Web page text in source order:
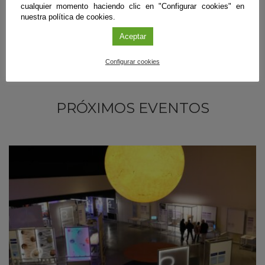
PRÓXIMOS EVENTOS
cualquier momento haciendo clic en "Configurar cookies" en
nuestra política de cookies.
Aceptar
Configurar cookies